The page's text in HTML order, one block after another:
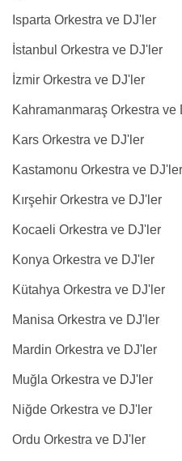
Isparta Orkestra ve DJ'ler
İstanbul Orkestra ve DJ'ler
İzmir Orkestra ve DJ'ler
Kahramanmaraş Orkestra ve
Kars Orkestra ve DJ'ler
Kastamonu Orkestra ve DJ'ler
Kırşehir Orkestra ve DJ'ler
Kocaeli Orkestra ve DJ'ler
Konya Orkestra ve DJ'ler
Kütahya Orkestra ve DJ'ler
Manisa Orkestra ve DJ'ler
Mardin Orkestra ve DJ'ler
Muğla Orkestra ve DJ'ler
Niğde Orkestra ve DJ'ler
Ordu Orkestra ve DJ'ler